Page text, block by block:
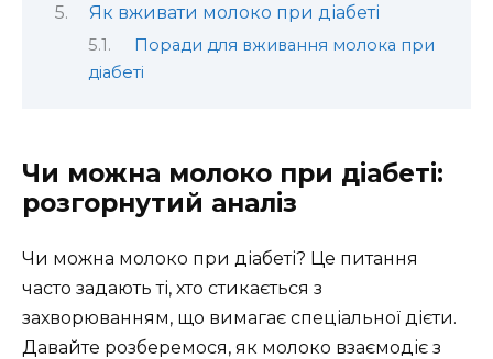
Як вживати молоко при діабеті
Поради для вживання молока при
діабеті
Чи можна молоко при діабеті:
розгорнутий аналіз
Чи можна молоко при діабеті? Це питання
часто задають ті, хто стикається з
захворюванням, що вимагає спеціальної дієти.
Давайте розберемося, як молоко взаємодіє з